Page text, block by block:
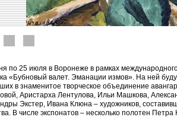
по 25 июля в Воронеже в рамках
«Бубновый валет. Эманации измов». На ней
в знаменитое творческое объединение
Аристарха Лентулова, Ильи Машкова,
Экстер, Ивана Клюна – художников,
В числе экспонатов – несколько полотен Петра